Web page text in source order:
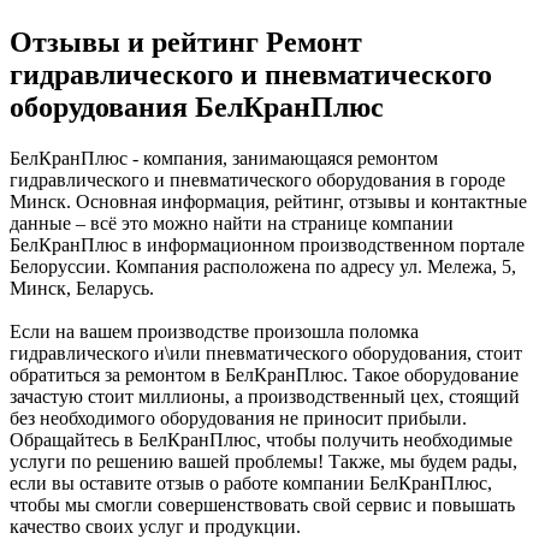
Отзывы и рейтинг Ремонт
гидравлического и пневматического
оборудования БелКранПлюс
БелКранПлюс - компания, занимающаяся ремонтом
гидравлического и пневматического оборудования в городе
Минск. Основная информация, рейтинг, отзывы и контактные
данные – всё это можно найти на странице компании
БелКранПлюс в информационном производственном портале
Белоруссии. Компания расположена по адресу ул. Мележа, 5,
Минск, Беларусь.
Если на вашем производстве произошла поломка
гидравлического и\или пневматического оборудования, стоит
обратиться за ремонтом в БелКранПлюс. Такое оборудование
зачастую стоит миллионы, а производственный цех, стоящий
без необходимого оборудования не приносит прибыли.
Обращайтесь в БелКранПлюс, чтобы получить необходимые
услуги по решению вашей проблемы! Также, мы будем рады,
если вы оставите отзыв о работе компании БелКранПлюс,
чтобы мы смогли совершенствовать свой сервис и повышать
качество своих услуг и продукции.